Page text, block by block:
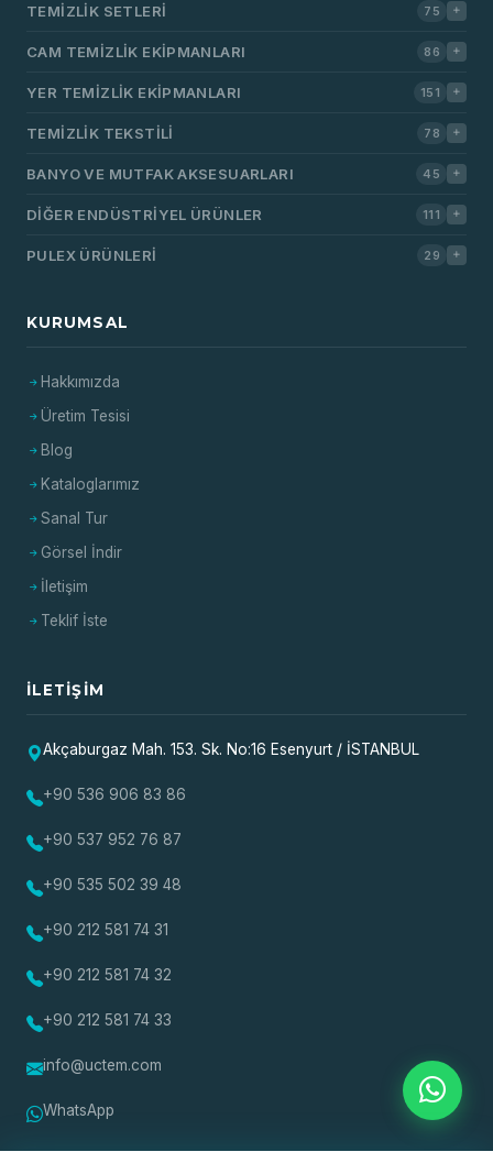
TEMIZLIK SETLERI 75
CAM TEMIZLIK EKIPMANLARI 86
YER TEMIZLIK EKIPMANLARI 151
TEMIZLIK TEKSTILI 78
BANYO VE MUTFAK AKSESUARLARI 45
DIĞER ENDÜSTRIYEL ÜRÜNLER 111
PULEX ÜRÜNLERI 29
KURUMSAL
Hakkımızda
Üretim Tesisi
Blog
Kataloglarımız
Sanal Tur
Görsel İndir
İletişim
Teklif İste
İLETIŞIM
Akçaburgaz Mah. 153. Sk. No:16 Esenyurt / İSTANBUL
+90 536 906 83 86
+90 537 952 76 87
+90 535 502 39 48
+90 212 581 74 31
+90 212 581 74 32
+90 212 581 74 33
info@uctem.com
WhatsApp